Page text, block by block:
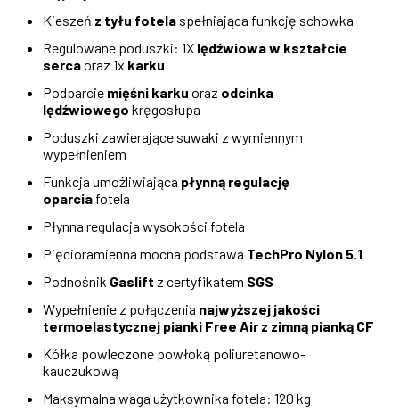
Kieszeń z tyłu fotela spełniająca funkcję schowka
Regulowane poduszki: 1X lędźwiowa w kształcie
sercaoraz 1x karku
Podparcie mięśni karku oraz odcinka
lędźwiowego kręgosłupa
Poduszki zawierające suwaki z wymiennym
wypełnieniem
Funkcja umożliwiająca płynną regulację
oparcia fotela
Płynna regulacja wysokości fotela
Pięcioramienna mocna podstawa TechPro Nylon 5.1
Podnośnik Gaslift z certyfikatem SGS
Wypełnienie z połączenia najwyższej jakości
termoelastycznej pianki Free Air z zimną pianką CF
Kółka powleczone powłoką poliuretanowo-
kauczukową
Maksymalna waga użytkownika fotela: 120 kg